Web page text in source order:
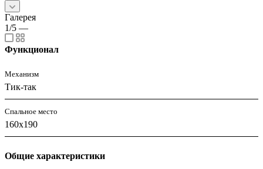
Галерея
1/5 —
Функционал
Механизм
Тик-так
Спальное место
160x190
Общие характеристики